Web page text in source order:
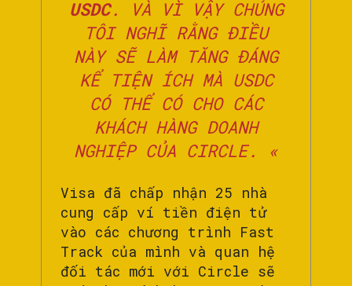
USDC. VÀ VÌ VẬY CHÚNG
TÔI NGHĨ RẰNG ĐIỀU
NÀY SẼ LÀM TĂNG ĐÁNG
KỂ TIỆN ÍCH MÀ USDC
CÓ THỂ CÓ CHO CÁC
KHÁCH HÀNG DOANH
NGHIỆP CỦA CIRCLE. «
Visa đã chấp nhận 25 nhà
cung cấp ví tiền điện tử
vào các chương trình Fast
Track của mình và quan hệ
đối tác mới với Circle sẽ